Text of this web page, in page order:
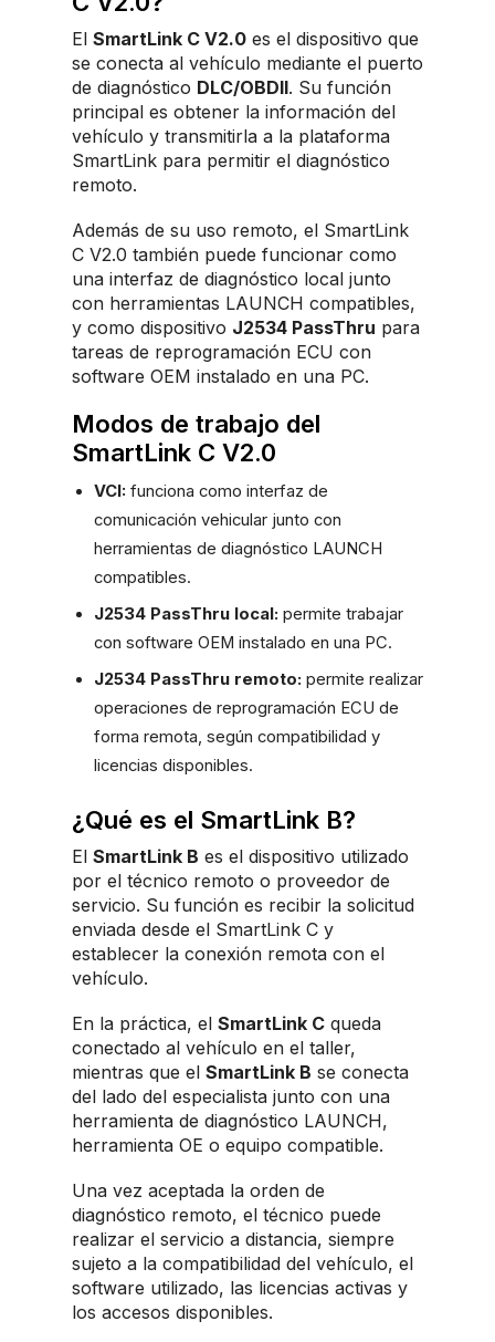
El SmartLink C V2.0 es el dispositivo que
se conecta al vehículo mediante el puerto
de diagnóstico DLC/OBDII. Su función
principal es obtener la información del
vehículo y transmitirla a la plataforma
SmartLink para permitir el diagnóstico
remoto.
Además de su uso remoto, el SmartLink
C V2.0 también puede funcionar como
una interfaz de diagnóstico local junto
con herramientas LAUNCH compatibles,
y como dispositivo J2534 PassThru para
tareas de reprogramación ECU con
software OEM instalado en una PC.
Modos de trabajo del
SmartLink C V2.0
VCI: funciona como interfaz de
comunicación vehicular junto con
herramientas de diagnóstico LAUNCH
compatibles.
J2534 PassThru local: permite trabajar
con software OEM instalado en una PC.
J2534 PassThru remoto: permite realizar
operaciones de reprogramación ECU de
forma remota, según compatibilidad y
licencias disponibles.
¿Qué es el SmartLink B?
El SmartLink B es el dispositivo utilizado
por el técnico remoto o proveedor de
servicio. Su función es recibir la solicitud
enviada desde el SmartLink C y
establecer la conexión remota con el
vehículo.
En la práctica, el SmartLink C queda
conectado al vehículo en el taller,
mientras que el SmartLink B se conecta
del lado del especialista junto con una
herramienta de diagnóstico LAUNCH,
herramienta OE o equipo compatible.
Una vez aceptada la orden de
diagnóstico remoto, el técnico puede
realizar el servicio a distancia, siempre
sujeto a la compatibilidad del vehículo, el
software utilizado, las licencias activas y
los accesos disponibles.